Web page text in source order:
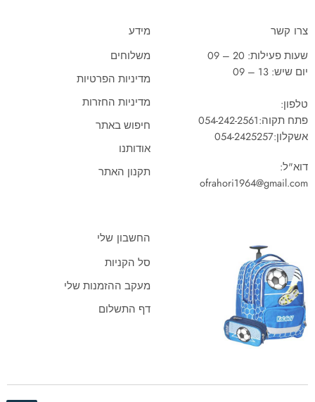
צרו קשר
שעות פעילות: 20 – 09
יום שיש: 13 – 09
טלפון:
פתח תקוה:054-242-2561
אשקלון:054-2425257
דוא"ל:
ofrahori1964@gmail.com
מידע
משלוחים
מדיניות הפרטיות
מדיניות החזרות
חיפוש באתר
אודותנו
תקנון האתר
החשבון שלי
סל הקניות
מעקב ההזמנות שלי
דף התשלום